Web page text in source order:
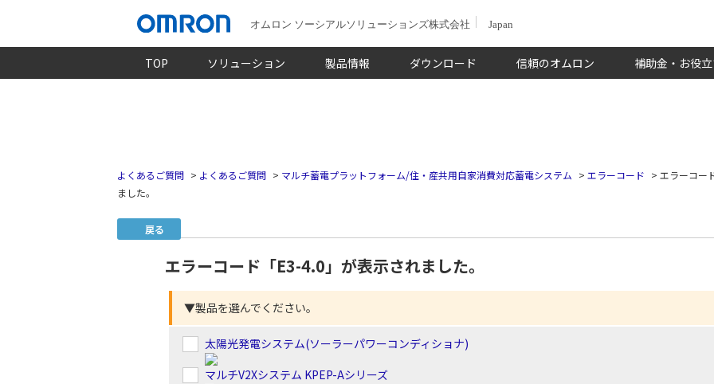
オムロン ソーシアルソリューションズ株式会社 Japan
TOP ソリューション 製品情報 ダウンロード 信頼のオムロン 補助金・お役
よくあるご質問 > よくあるご質問 > マルチ蓄電プラットフォーム/住・産共用自家消費対応蓄電システム > エラーコード > エラーコー
ました。
戻る
エラーコード「E3-4.0」が表示されました。
▼製品を選んでください。
太陽光発電システム(ソーラーパワーコンディショナ)
マルチV2Xシステム KPEP-Aシリーズ